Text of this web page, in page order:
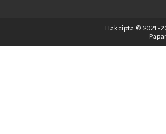
Hakcipta © 2021 -